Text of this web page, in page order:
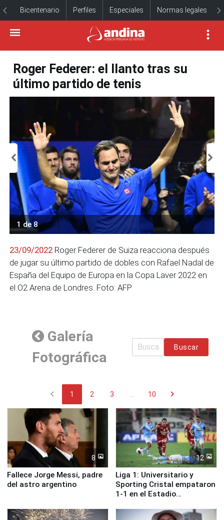
Bicentenario Perfiles Especiales Normas legales
Roger Federer: el llanto tras su
último partido de tenis
1 de 8
23/09/2022 Roger Federer de Suiza reacciona después
de jugar su último partido de dobles con Rafael Nadal de
España del Equipo de Europa en la Copa Laver 2022 en
el O2 Arena de Londres. Foto: AFP
Galería
Fotográfica
Buscar
chevron_left 1 2 3 10 chevron_right
8
Fallece Jorge Messi, padre
del astro argentino
12
Liga 1: Universitario y
Sporting Cristal empataron
1-1 en el Estadio